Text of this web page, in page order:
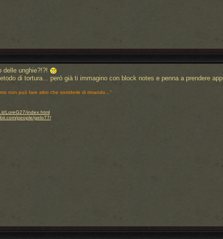
delle unghie?!?!
di tortura... però già ti immagino con block notes e penna a prendere
non può fare altro che sorriderle di rimando..."
LoreG27/index.html
people/gelo77/